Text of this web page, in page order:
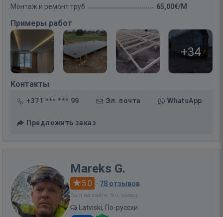
Монтаж и ремонт труб 65,00€/M
Примеры работ
+34
Контакты
+371 *** *** 99 Эл. почта WhatsApp
Предложить заказ
Mareks G.
5.0 · 78 отзывов
Был на сайте: 9 ч. назад
Latviski, По-русски